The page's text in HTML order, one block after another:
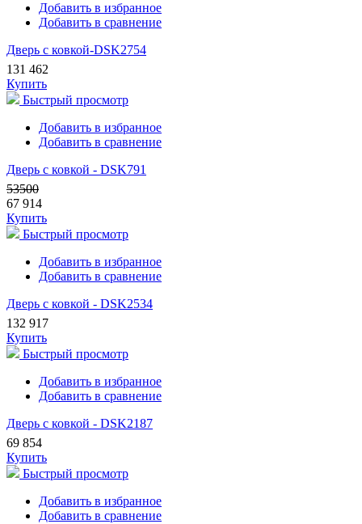
Добавить в избранное
Добавить в сравнение
Дверь с ковкой-DSK2754
131 462
Купить
Быстрый просмотр
Добавить в избранное
Добавить в сравнение
Дверь с ковкой - DSK791
53500
67 914
Купить
Быстрый просмотр
Добавить в избранное
Добавить в сравнение
Дверь с ковкой - DSK2534
132 917
Купить
Быстрый просмотр
Добавить в избранное
Добавить в сравнение
Дверь с ковкой - DSK2187
69 854
Купить
Быстрый просмотр
Добавить в избранное
Добавить в сравнение